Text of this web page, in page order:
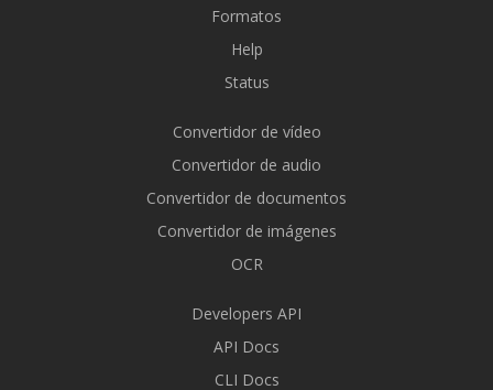
Formatos
Help
Status
Convertidor de vídeo
Convertidor de audio
Convertidor de documentos
Convertidor de imágenes
OCR
Developers API
API Docs
CLI Docs